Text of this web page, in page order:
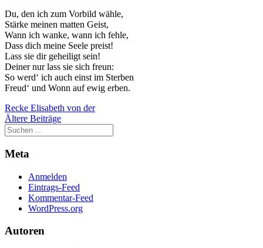
Du, den ich zum Vorbild wähle,
Stärke meinen matten Geist,
Wann ich wanke, wann ich fehle,
Dass dich meine Seele preist!
Lass sie dir geheiligt sein!
Deiner nur lass sie sich freun:
So werd‘ ich auch einst im Sterben
Freud‘ und Wonn auf ewig erben.
Recke Elisabeth von der
Beitragsnavigation
Ältere Beiträge
Meta
Anmelden
Eintrags-Feed
Kommentar-Feed
WordPress.org
Autoren